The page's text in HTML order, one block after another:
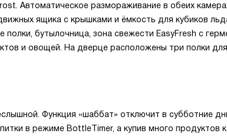
Автоматическое размораживание в обеих
ящика с крышками и ёмкость для кубиков
бутылочница, зона свежести EasyFresh с
и овощей. На дверце расположены три полки
Функция «шаббат» отключит в субботние
в режиме BottleTimer, а купив много продуктов